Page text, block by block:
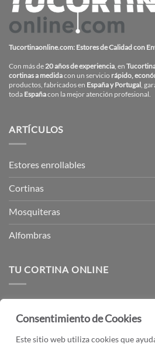
Consentimiento de Cookies
Este sitio web utiliza cookies que
Tucortinaonline.com: Estores de Calidad con
Con más de 20 años de experiencia , en
cortinas a medidacon un servicio rápido,
productos, fabricados en España y Portugal ,
toda Españacon la mejor atención profesional.
ARTÍCULOS
Estores enrollables
Cortinas
Mosquiteras
Alfombras
TU CORTINA ONLINE